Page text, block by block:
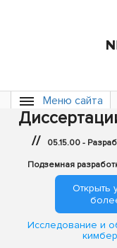
Меню сайта
// 05.15.00 -
Подземная
Открыть
Исследование и